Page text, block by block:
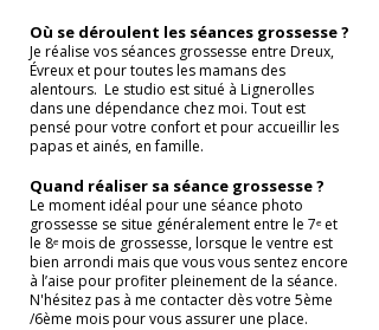
Où se déroulent les séances grossesse ?
Je réalise vos séances grossesse entre Dreux,
Évreux et pour toutes les mamans des
alentours. Le studio est situé à Lignerolles
dans une dépendance chez moi. Tout est
pensé pour votre confort et pour accueillir les
papas et ainés, en famille.
Quand réaliser sa séance grossesse ?
Le moment idéal pour une séance photo
grossesse se situe généralement entre le 7ᵉ et
le 8ᵉ mois de grossesse, lorsque le ventre est
bien arrondi mais que vous vous sentez encore
à l’aise pour profiter pleinement de la séance.
N'hésitez pas à me contacter dès votre 5ème
/6ème mois pour vous assurer une place.